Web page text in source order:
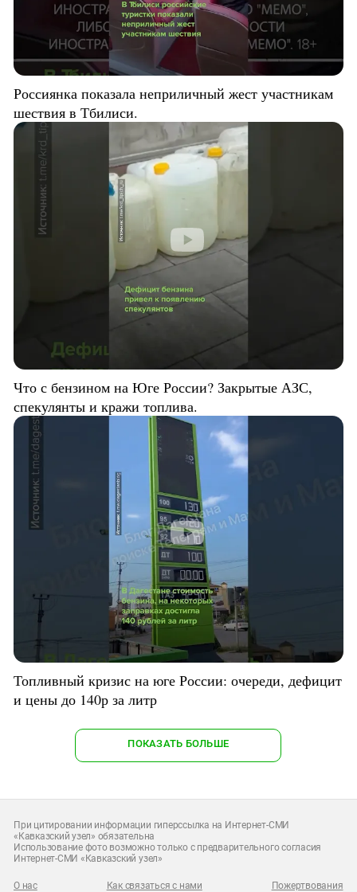
Россиянка показала неприличный жест участникам
шествия в Тбилиси.
Что с бензином на Юге России? Закрытые АЗС,
спекулянты и кражи топлива.
Топливный кризис на юге России: очереди, дефицит
и цены до 140р за литр
ПОКАЗАТЬ БОЛЬШЕ
При цитировании информации гиперссылка на Интернет-СМИ
«Кавказский узел» обязательна
Использование фото возможно только с предварительного согласия
Интернет-СМИ «Кавказский узел»
О нас Как связаться с нами Пожертвования